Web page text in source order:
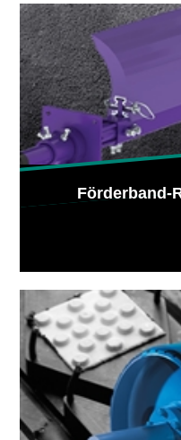
Förderband-